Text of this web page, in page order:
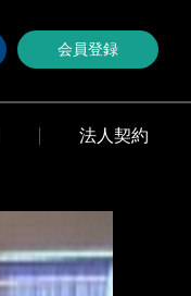
会員登録
法人契約